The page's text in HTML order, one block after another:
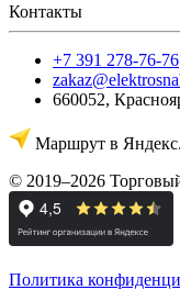
Контакты
+7 391 278-76-76
660052,
Маршрут в
© 2019–2026
Политика